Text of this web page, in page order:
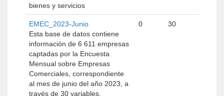
bienes y servicios
EMEC_2023-Junio
Esta base de datos contiene
información de 6 611 empresas
captadas por la Encuesta
Mensual sobre Empresas
Comerciales, correspondiente
al mes de junio del año 2023, a
través de 30 variables.
0 30